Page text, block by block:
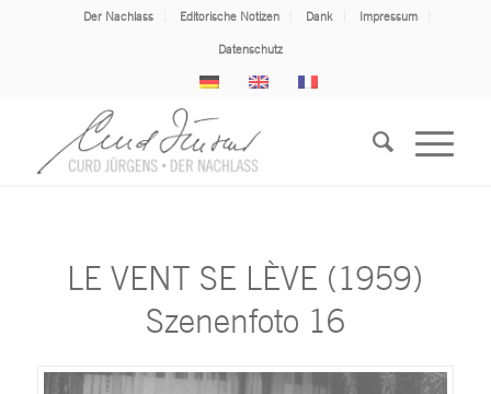
Der Nachlass Editorische Notizen Dank Impressum
Datenschutz
LE VENT SE LÈVE (1959)
Szenenfoto 16